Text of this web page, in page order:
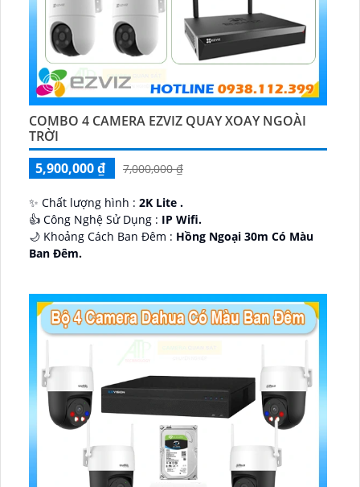
COMBO 4 CAMERA EZVIZ QUAY XOAY NGOÀI
TRỜI
5,900,000 ₫
7,000,000 ₫
✨ Chất lượng hình : 2K Lite .
👍 Công Nghệ Sử Dụng : IP Wifi.
🌙 Khoảng Cách Ban Đêm : Hồng Ngoại 30m Có Màu
Ban Ðêm.